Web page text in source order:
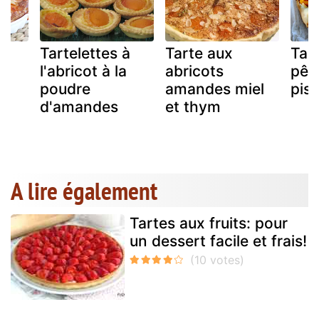
Tartelettes à
l'abricot à la
poudre
d'amandes
Tarte aux
abricots
amandes miel
et thym
A lire également
Tartes aux fruits: pour
un dessert facile et frais!